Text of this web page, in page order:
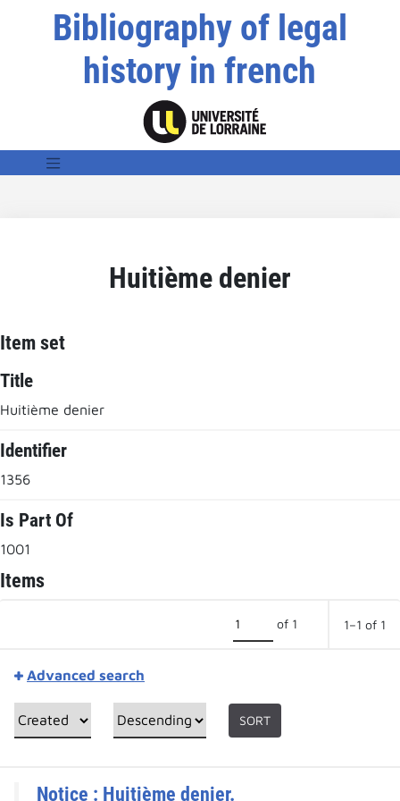
Bibliography of legal
history in french
Huitième denier
Item set
Title
Huitième denier
Identifier
1356
Is Part Of
1001
Items
of 1 1–1 of 1
Advanced search
SORT
Notice : Huitième denier.